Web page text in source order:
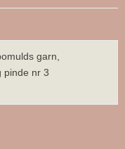
garn,
pinde nr 3